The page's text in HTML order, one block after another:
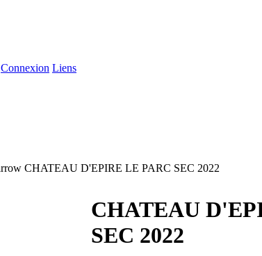
Connexion Liens
CHATEAU D'EPIRE LE PARC SEC 2022
CHATEAU
SEC 2022